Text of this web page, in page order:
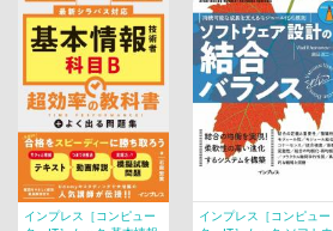
インプレス［コンピュー
インプレス［コンピュー